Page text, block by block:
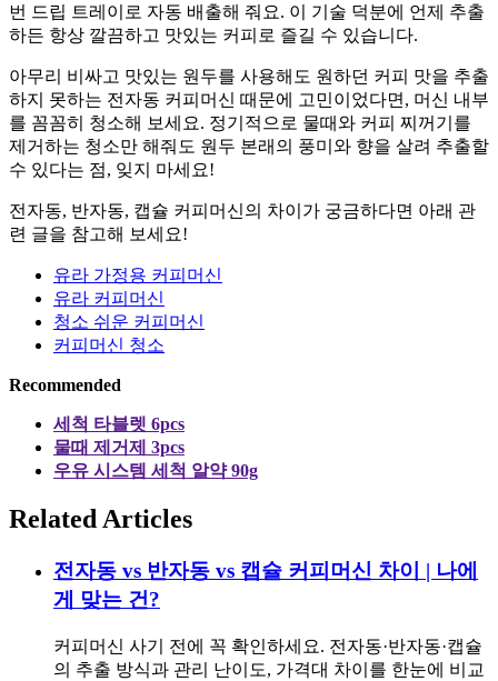
번 드립 트레이로 자동 배출해 줘요. 이 기술 덕분에 언제 추출
하든 항상 깔끔하고 맛있는 커피로 즐길 수 있습니다.
아무리 비싸고 맛있는 원두를 사용해도 원하던 커피 맛을 추출
하지 못하는 전자동 커피머신 때문에 고민이었다면, 머신 내부
를 꼼꼼히 청소해 보세요. 정기적으로 물때와 커피 찌꺼기를
제거하는 청소만 해줘도 원두 본래의 풍미와 향을 살려 추출할
수 있다는 점, 잊지 마세요!
전자동, 반자동, 캡슐 커피머신의 차이가 궁금하다면 아래 관
련 글을 참고해 보세요!
유라 가정용 커피머신
유라 커피머신
청소 쉬운 커피머신
커피머신 청소
Recommended
세척 타블렛 6pcs
물때 제거제 3pcs
우유 시스템 세척 알약 90g
Related Articles
전자동 vs 반자동 vs 캡슐 커피머신 차이 | 나에
게 맞는 건?
커피머신 사기 전에 꼭 확인하세요. 전자동·반자동·캡슐
의 추출 방식과 관리 난이도, 가격대 차이를 한눈에 비교